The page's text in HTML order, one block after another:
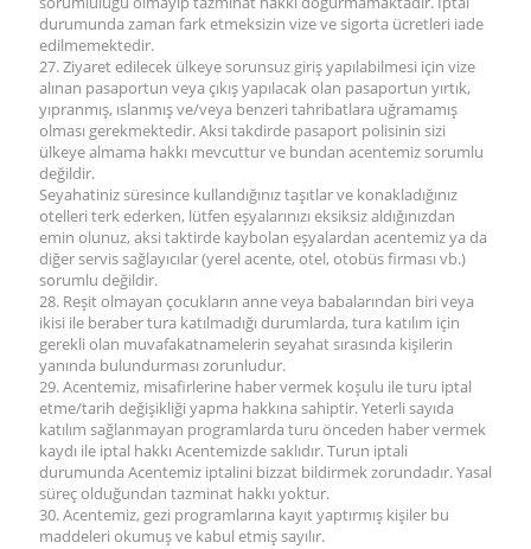
durumunda zaman fark etmeksizin vize ve sigorta ücretleri iade
edilmemektedir.
27. Ziyaret edilecek ülkeye sorunsuz giriş yapılabilmesi için vize
alınan pasaportun veya çıkış yapılacak olan pasaportun yırtık,
yıpranmış, ıslanmış ve/veya benzeri tahribatlara uğramamış
olması gerekmektedir. Aksi takdirde pasaport polisinin sizi
ülkeye almama hakkı mevcuttur ve bundan acentemiz sorumlu
değildir.
Seyahatiniz süresince kullandığınız taşıtlar ve konakladığınız
otelleri terk ederken, lütfen eşyalarınızı eksiksiz aldığınızdan
emin olunuz, aksi taktirde kaybolan eşyalardan acentemiz ya da
diğer servis sağlayıcılar (yerel acente, otel, otobüs firması vb.)
sorumlu değildir.
28. Reşit olmayan çocukların anne veya babalarından biri veya
ikisi ile beraber tura katılmadığı durumlarda, tura katılım için
gerekli olan muvafakatnamelerin seyahat sırasında kişilerin
yanında bulundurması zorunludur.
29. Acentemiz, misafirlerine haber vermek koşulu ile turu iptal
etme/tarih değişikliği yapma hakkına sahiptir. Yeterli sayıda
katılım sağlanmayan programlarda turu önceden haber vermek
kaydı ile iptal hakkı Acentemizde saklıdır. Turun iptali
durumunda Acentemiz iptalini bizzat bildirmek zorundadır. Yasal
süreç olduğundan tazminat hakkı yoktur.
30. Acentemiz, gezi programlarına kayıt yaptırmış kişiler bu
maddeleri okumuş ve kabul etmiş sayılır.